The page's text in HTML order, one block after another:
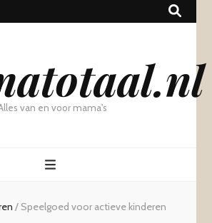
van en voor mama's
/ Speelgoed voor actieve kinderen